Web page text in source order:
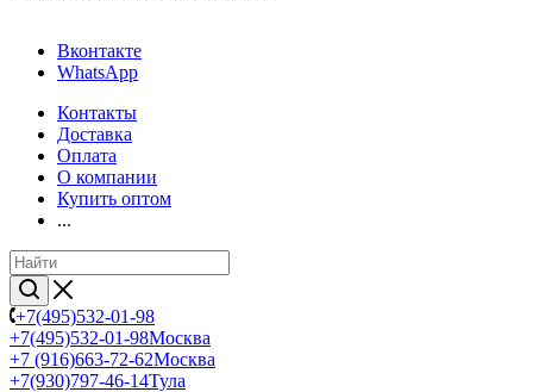
Вконтакте
WhatsApp
Контакты
Доставка
Оплата
О компании
Купить оптом
...
+7(495)532-01-98
+7(495)532-01-98Москва
+7 (916)663-72-62Москва
+7(930)797-46-14Тула